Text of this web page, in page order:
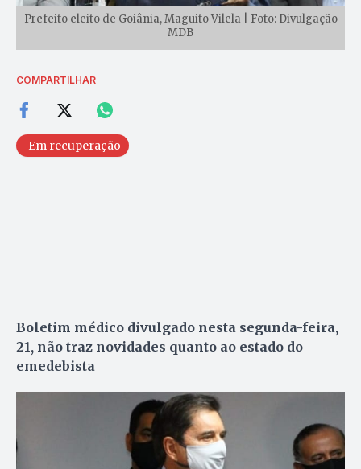
Prefeito eleito de Goiânia, Maguito Vilela | Foto: Divulgação
MDB
COMPARTILHAR
Em recuperação
Boletim médico divulgado nesta segunda-feira,
21, não traz novidades quanto ao estado do
emedebista